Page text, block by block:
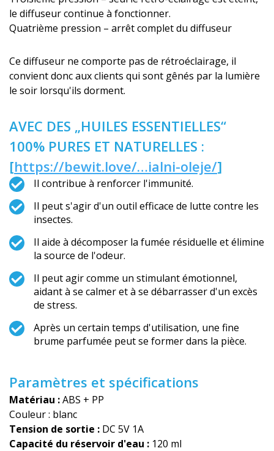
le diffuseur continue à fonctionner.
Quatrième pression – arrêt complet du diffuseur
Ce diffuseur ne comporte pas de rétroéclairage, il
convient donc aux clients qui sont gênés par la lumière
le soir lorsqu'ils dorment.
AVEC DES „HUILES ESSENTIELLES“
100% PURES ET NATURELLES :
[https://bewit.love/…ialni-oleje/]
Il contribue à renforcer l'immunité.
Il peut s'agir d'un outil efficace de lutte contre les
insectes.
Il aide à décomposer la fumée résiduelle et élimine
la source de l'odeur.
Il peut agir comme un stimulant émotionnel,
aidant à se calmer et à se débarrasser d'un excès
de stress.
Après un certain temps d'utilisation, une fine
brume parfumée peut se former dans la pièce.
Paramètres et spécifications
Matériau :ABS + PP
Couleur : blanc
Tension de sortie : DC 5V 1A
Capacité du réservoir d'eau : 120 ml